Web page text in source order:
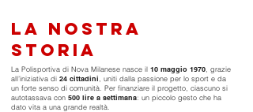
LA NOSTRA
STORIA
La Polisportiva di Nova Milanese nasce il 10 maggio 1970 , grazie
all’iniziativa di 24 cittadini , uniti dalla passione per lo sport e da
un forte senso di comunità. Per finanziare il progetto, ciascuno si
autotassava con 500 lire a settimana: un piccolo gesto che ha
dato vita a una grande realtà.